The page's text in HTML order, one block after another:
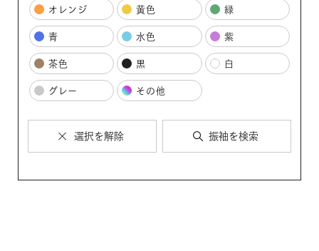
オレンジ 黄色 緑
青 水色 紫
茶色 黒 白
グレー その他
選択を解除 振袖を検索